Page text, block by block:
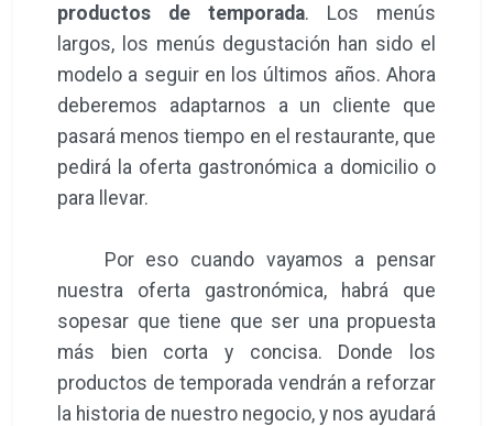
productos de temporada. Los menús
largos, los menús degustación han sido el
modelo a seguir en los últimos años. Ahora
deberemos adaptarnos a un cliente que
pasará menos tiempo en el restaurante, que
pedirá la oferta gastronómica a domicilio o
para llevar.
Por eso cuando vayamos a pensar
nuestra oferta gastronómica, habrá que
sopesar que tiene que ser una propuesta
más bien corta y concisa. Donde los
productos de temporada vendrán a reforzar
la historia de nuestro negocio, y nos ayudará